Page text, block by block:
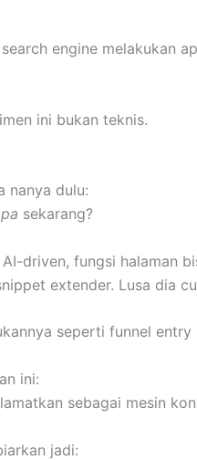
engine melakukan
ini bukan teknis.
nanya dulu:
sekarang?
driven, fungsi halaman
extender. Lusa dia
seperti funnel
ini:
sebagai mesin
jadi: